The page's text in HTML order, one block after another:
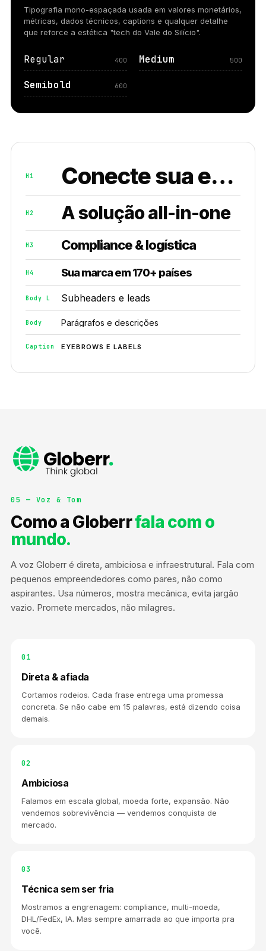
Tipografia mono-espaçada usada em valores monetários,
métricas, dados técnicos, captions e qualquer detalhe
que reforce a estética "tech do Vale do Silício".
Regular 400 Medium 500
Semibold 600
H1 Conecte sua empresa ao mundo
H2 A solução all-in-one
H3 Compliance & logística
H4 Sua marca em 170+ países
Body L Subheaders e leads
Body Parágrafos e descrições
Caption EYEBROWS E LABELS
05 — Voz & Tom
Como a Globerrfala com o
mundo.
A voz Globerr é direta, ambiciosa e infraestrutural. Fala com
pequenos empreendedores como pares, não como
aspirantes. Usa números, mostra mecânica, evita jargão
vazio. Promete mercados, não milagres.
01
Direta & afiada
Cortamos rodeios. Cada frase entrega uma promessa
concreta. Se não cabe em 15 palavras, está dizendo coisa
demais.
02
Ambiciosa
Falamos em escala global, moeda forte, expansão. Não
vendemos sobrevivência — vendemos conquista de
mercado.
03
Técnica sem ser fria
Mostramos a engrenagem: compliance, multi-moeda,
DHL/FedEx, IA. Mas sempre amarrada ao que importa pra
você.